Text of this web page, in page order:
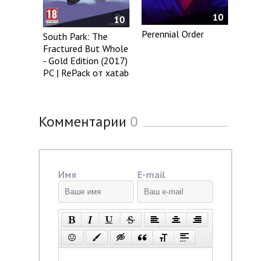
10
South Park: The
Fractured But Whole
- Gold Edition (2017)
PC | RePack от xatab
10
Perennial Order
Комментарии 0
Имя E-mail